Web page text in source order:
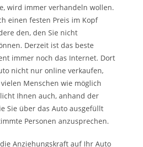
wird immer verhandeln wollen.
einen festen Preis im Kopf
den, den Sie nicht
Derzeit ist das beste
immer noch das Internet. Dort
nicht nur online verkaufen,
Menschen wie möglich
Ihnen auch, anhand der
Sie über das Auto ausgefüllt
Personen anzusprechen.
Anziehungskraft auf Ihr Auto